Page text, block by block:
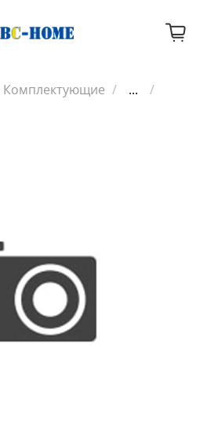
Комплектующие
...